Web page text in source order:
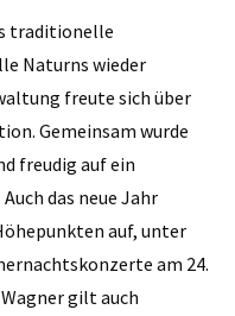
traditionelle
Naturns wieder
freute sich über
Gemeinsam wurde
freudig auf ein
das neue Jahr
auf, unter
am 24.
gilt auch